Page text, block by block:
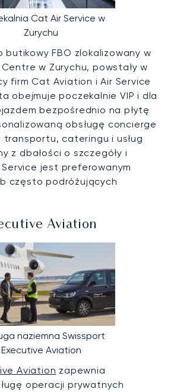
Cat Air Service w
Zurychu
butikowy FBO zlokalizowany w
w Zurychu, powstały w
firm Cat Aviation i Air Service
obejmuje poczekalnie VIP i dla
bezpośrednio na płytę
obsługę concierge
transportu, cateringu i usług
z dbałości o szczegóły i
jest preferowanym
często podróżujących
Aviation
naziemna Swissport
Executive Aviation
Aviation zapewnia
operacji prywatnych